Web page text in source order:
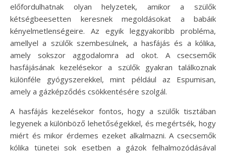
előfordulhatnak olyan helyzetek, amikor a szülők
kétségbeesetten keresnek megoldásokat a babáik
kényelmetlenségeire. Az egyik leggyakoribb probléma,
amellyel a szülők szembesülnek, a hasfájás és a kólika,
amely sokszor aggodalomra ad okot. A csecsemők
hasfájásának kezelésekor a szülők gyakran találkoznak
különféle gyógyszerekkel, mint például az Espumisan,
amely a gázképződés csökkentésére szolgál.
A hasfájás kezelésekor fontos, hogy a szülők tisztában
legyenek a különböző lehetőségekkel, és megértsék, hogy
miért és mikor érdemes ezeket alkalmazni. A csecsemők
kólika tünetei sok esetben a gázok felhalmozódásával